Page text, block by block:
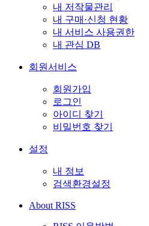
내 저작물관리
내 구매·신청 현황
내 서비스 사용권한
내 관심 DB
회원서비스
회원가입
로그인
아이디 찾기
비밀번호 찾기
설정
내 정보
검색환경설정
About RISS